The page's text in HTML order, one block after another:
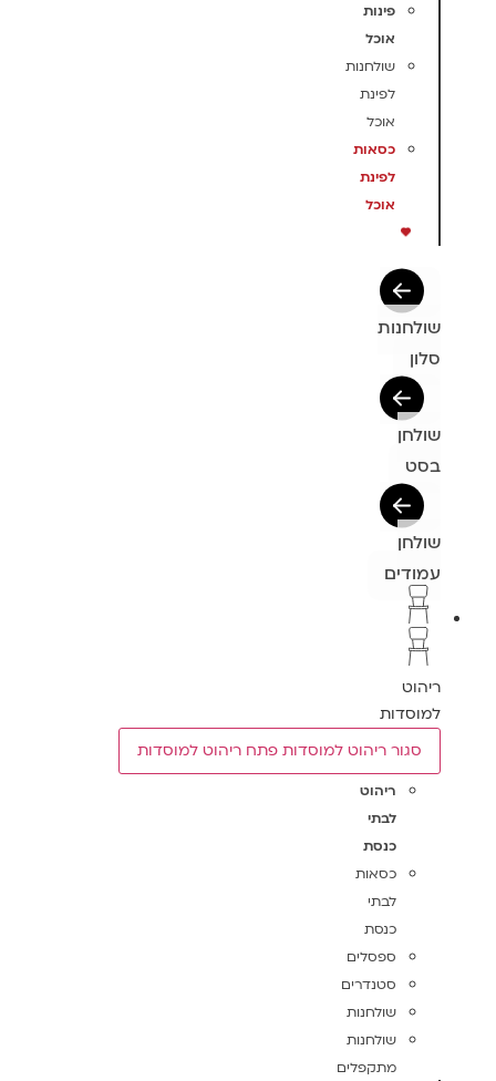
פינות
אוכל
שולחנות
לפינת
אוכל
כסאות
לפינת
אוכל
שולחנות
סלון
שולחן
בסט
שולחן
עמודים
ריהוט
למוסדות
סגור ריהוט למוסדות פתח ריהוט למוסדות
ריהוט
לבתי
כנסת
כסאות
לבתי
כנסת
ספסלים
סטנדרים
שולחנות
שולחנות
מתקפלים